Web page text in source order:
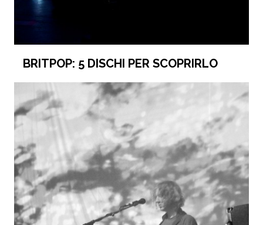
BRITPOP: 5 DISCHI PER SCOPRIRLO